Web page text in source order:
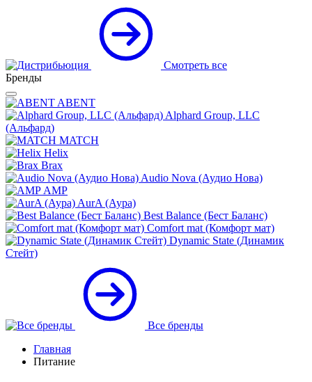
Смотреть все
Бренды
ABENT
Alphard Group, LLC
(Альфард)
MATCH
Helix
Brax
Audio Nova (Аудио Нова)
AMP
AurA (Аура)
Best Balance (Бест Баланс)
Comfort mat (Комфорт мат)
Dynamic State (Динамик
Стейт)
Все бренды
Главная
Питание